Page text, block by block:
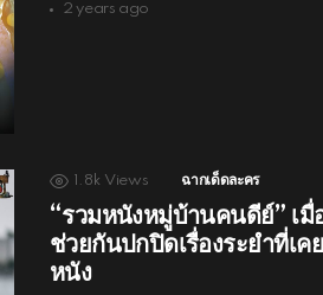
2 years ago
1.8k Views ฉากเด็ดละคร
“รวมหนังหมู่บ้านคนดีย์” เ
ช่วยกันปกปิดเรื่องระยำที่เค
หนัง